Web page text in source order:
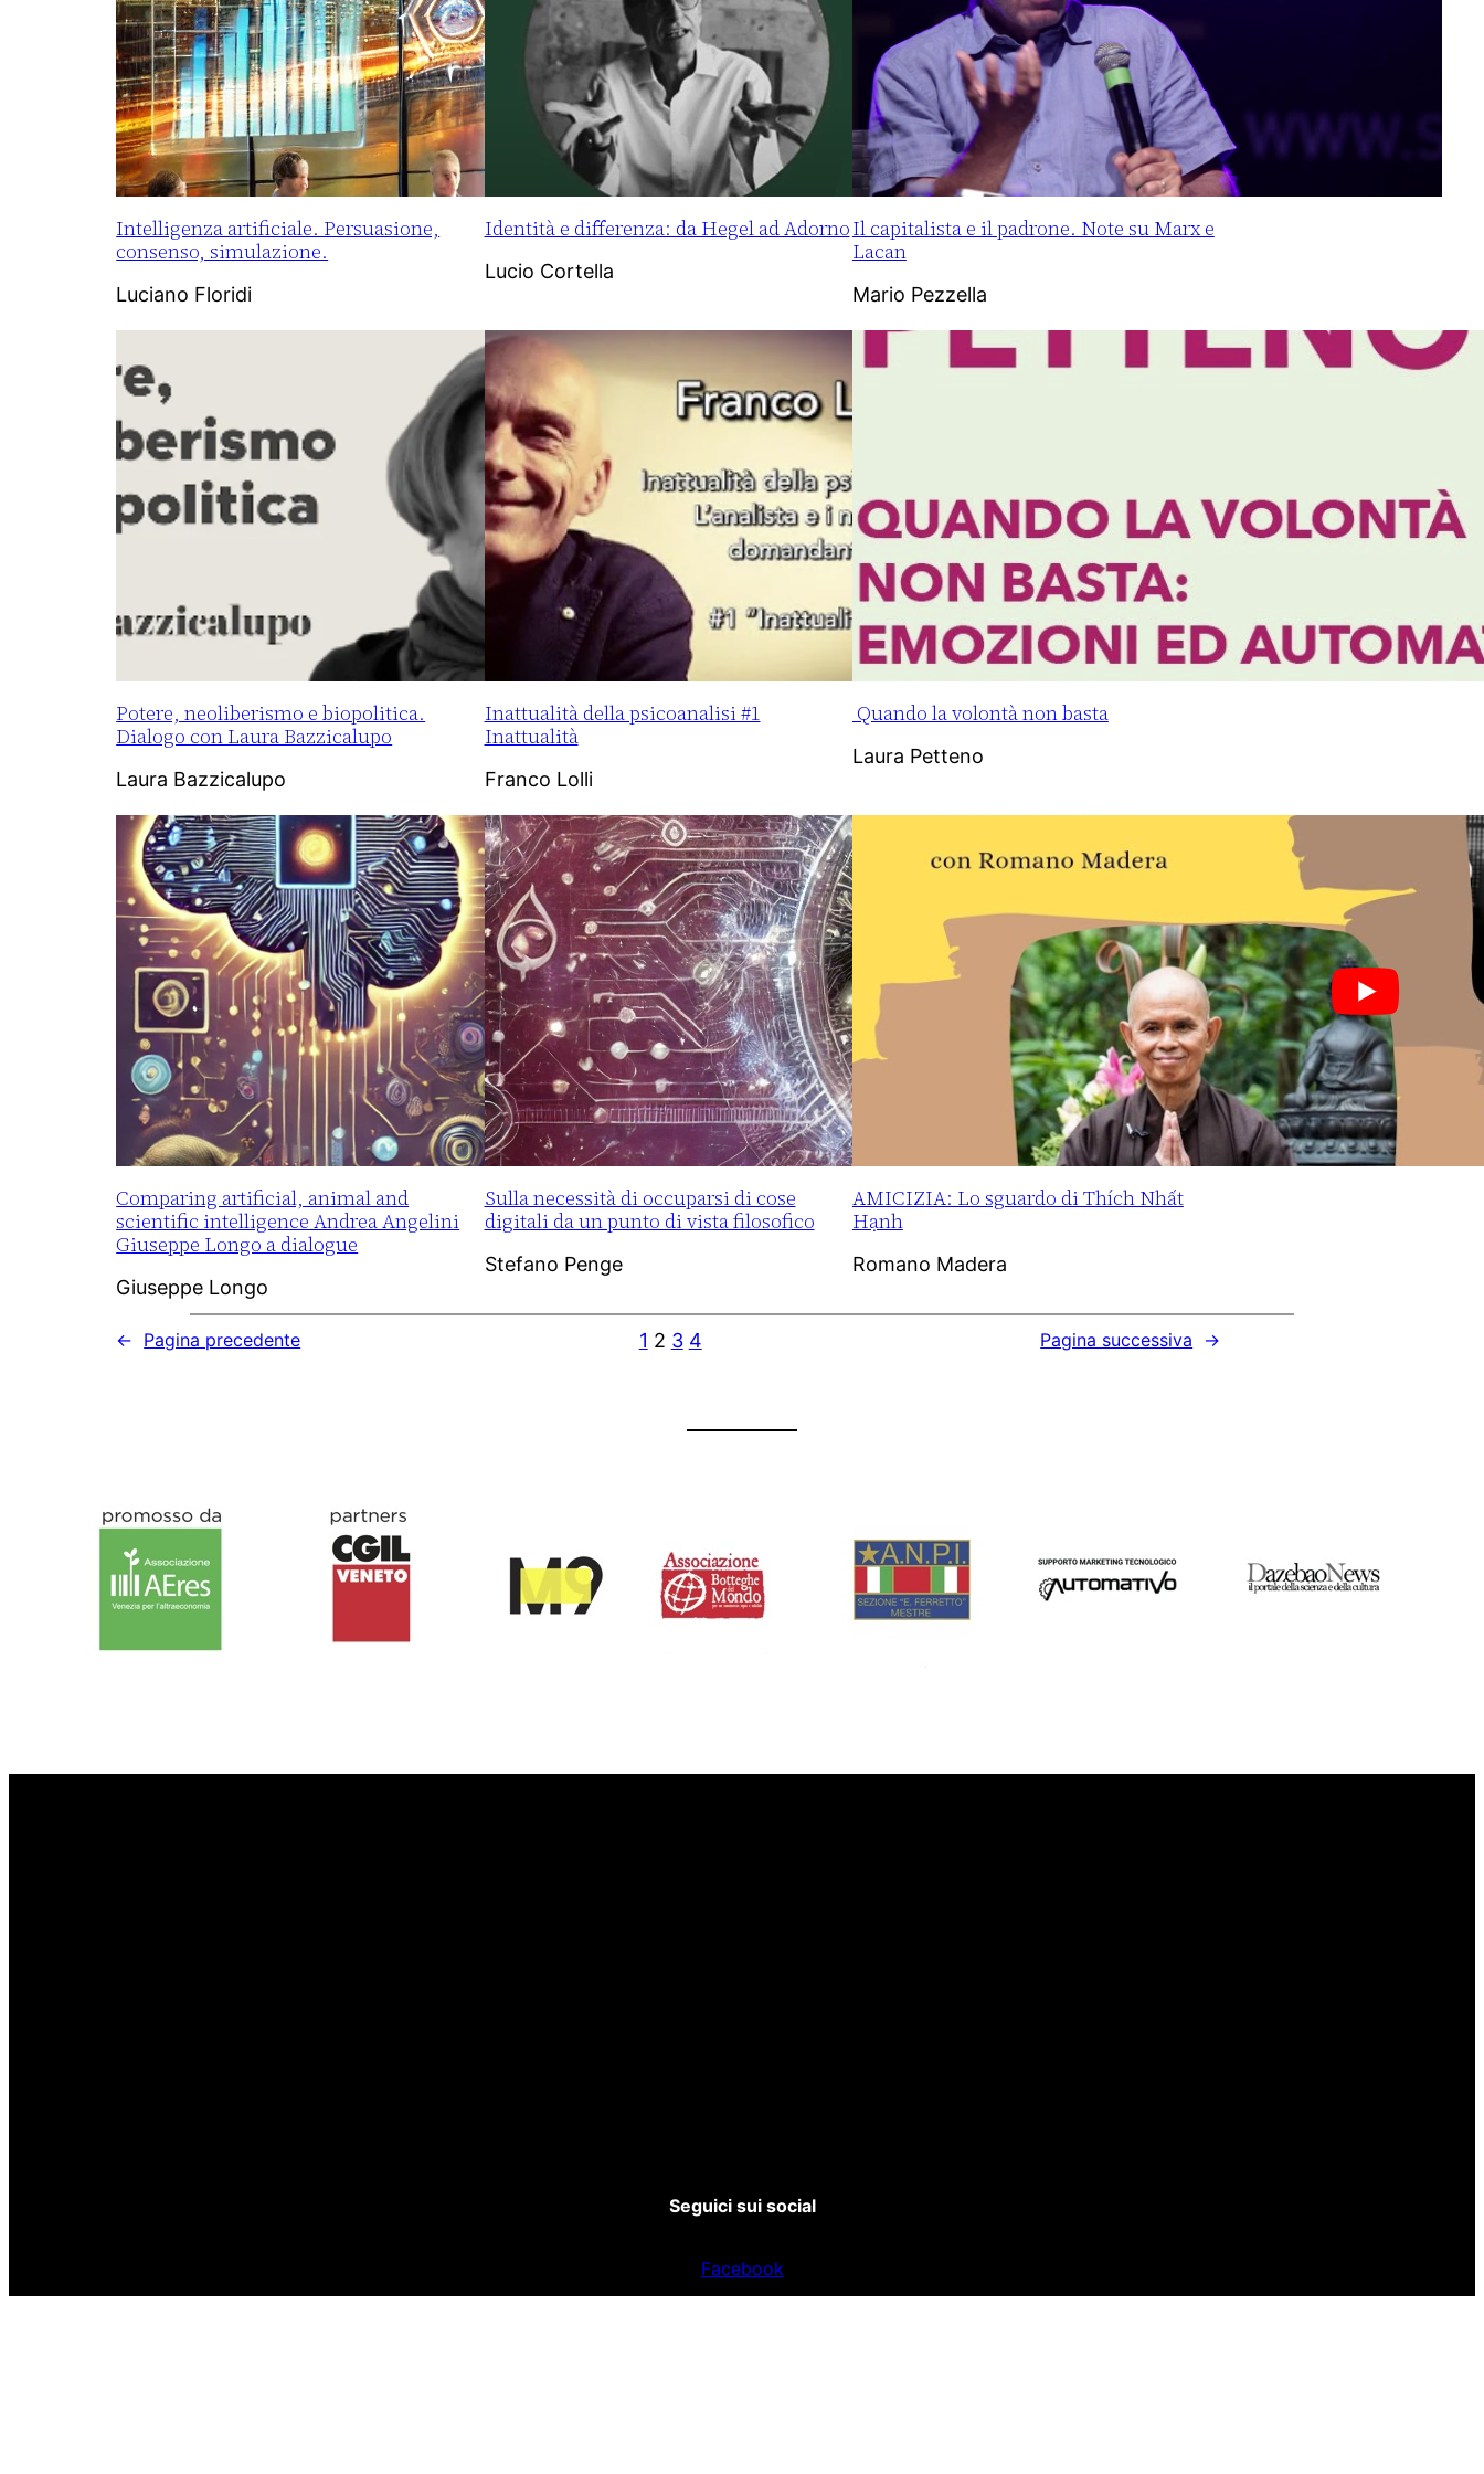
Intelligenza artificiale. Persuasione,
consenso, simulazione.
Luciano Floridi
Identità e differenza: da Hegel ad Adorno
Lucio Cortella
Il capitalista e il padrone. Note su Marx e
Lacan
Mario Pezzella
Potere, neoliberismo e biopolitica.
Dialogo con Laura Bazzicalupo
Laura Bazzicalupo
Inattualità della psicoanalisi #1
Inattualità
Franco Lolli
Quando la volontà non basta
Laura Petteno
Comparing artificial, animal and
scientific intelligence Andrea Angelini
Giuseppe Longo a dialogue
Giuseppe Longo
Sulla necessità di occuparsi di cose
digitali da un punto di vista filosofico
Stefano Penge
AMICIZIA: Lo sguardo di Thích Nhất
Hạnh
Romano Madera
← Pagina precedente 1 2 3 4 Pagina successiva →
Seguici sui social
Facebook